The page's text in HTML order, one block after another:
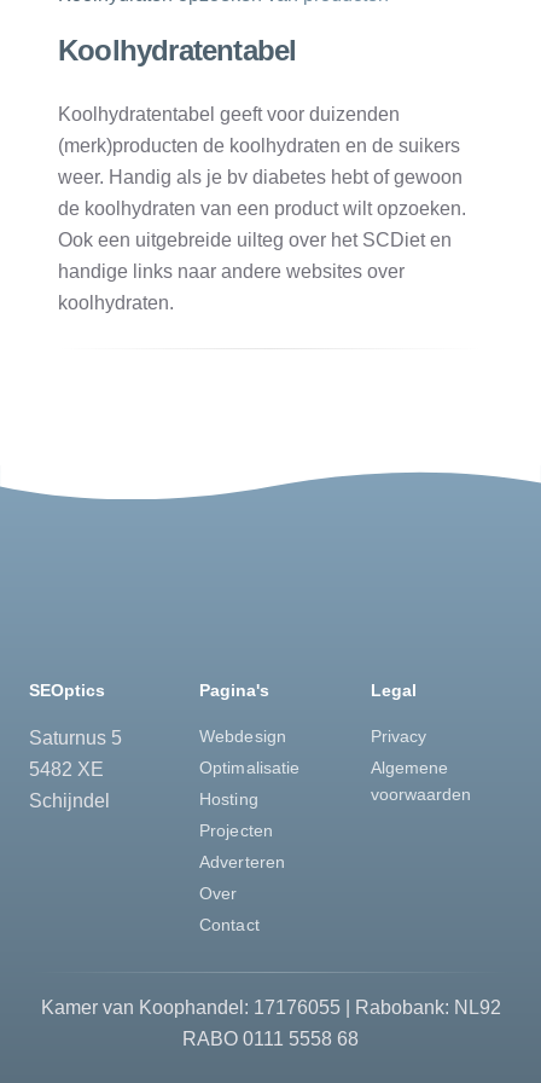
Koolhydratentabel
Koolhydratentabel geeft voor duizenden
(merk)producten de koolhydraten en de suikers
weer. Handig als je bv diabetes hebt of gewoon
de koolhydraten van een product wilt opzoeken.
Ook een uitgebreide uilteg over het SCDiet en
handige links naar andere websites over
koolhydraten.
SEOptics
Saturnus 5
5482 XE
Schijndel
Pagina's
Webdesign
Optimalisatie
Hosting
Projecten
Adverteren
Over
Contact
Legal
Privacy
Algemene
voorwaarden
Kamer van Koophandel: 17176055 | Rabobank: NL92
RABO 0111​ 5558​ 68